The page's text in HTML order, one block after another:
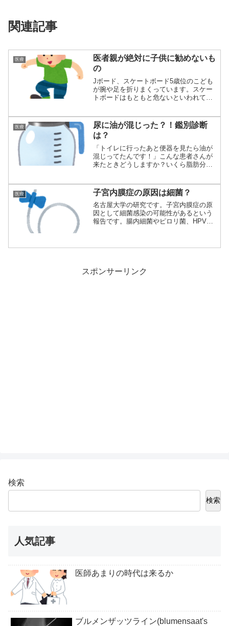
関連記事
医療
医者親が絶対に子供に勧めないも
の
Jボード、スケートボード5歳位のこども
が腕や足を折りまくっています。スケー
トボードはもともと危ないといわれてい
医療
尿に油が混じった？！鑑別診断
は？
「トイレに行ったあと便器を見たら油が
混じってたんです！」こんな患者さんが
来たときどうしますか？いくら脂肪分の
医療 子宮内膜症の原因は細菌？
名古屋大学の研究です。子宮内膜症の原
因として細菌感染の可能性があるという
報告です。腸内細菌やピロリ菌、HPVな
スポンサーリンク
検索
検索
人気記事
医師あまりの時代は来るか
ブルメンザッツライン(blumensaat's